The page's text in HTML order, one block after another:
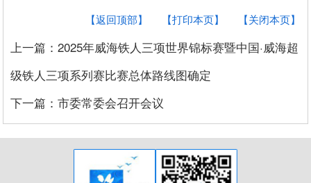
【关闭本页】
【打印本页】
【返回顶部】
上一篇：2025年威海铁人三项世界锦标赛暨中国·威海超
级铁人三项系列赛比赛总体路线图确定
下一篇：市委常委会召开会议